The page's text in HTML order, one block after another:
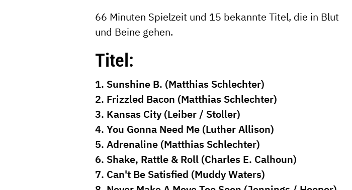
66 Minuten Spielzeit und 15 bekannte Titel, die in Blut
und Beine gehen.
Titel:
1. Sunshine B. (Matthias Schlechter)
2. Frizzled Bacon (Matthias Schlechter)
3. Kansas City (Leiber / Stoller)
4. You Gonna Need Me (Luther Allison)
5. Adrenaline (Matthias Schlechter)
6. Shake, Rattle & Roll (Charles E. Calhoun)
7. Can't Be Satisfied (Muddy Waters)